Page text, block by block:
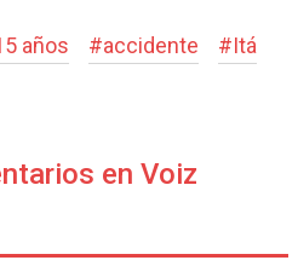
años #accidente #Itá
en Voiz